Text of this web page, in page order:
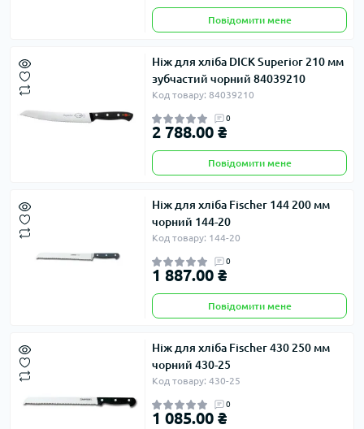
Повідомити мене
Ніж для хліба DICK Superior 210 мм
зубчастий чорний 84039210
Код товару: 84039210
0
2 788.00 ₴
Повідомити мене
Ніж для хліба Fischer 144 200 мм
чорний 144-20
Код товару: 144-20
0
1 887.00 ₴
Повідомити мене
Ніж для хліба Fischer 430 250 мм
чорний 430-25
Код товару: 430-25
0
1 085.00 ₴